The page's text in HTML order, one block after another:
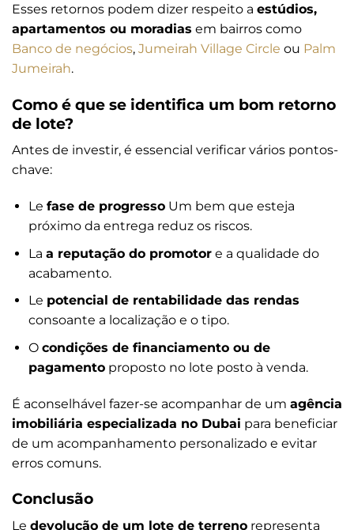
Esses retornos podem dizer respeito a estúdios,
apartamentos ou moradias em bairros como
Banco de negócios, Jumeirah Village Circle ou Palm
Jumeirah.
Como é que se identifica um bom retorno
de lote?
Antes de investir, é essencial verificar vários pontos-
chave:
Le fase de progressoUm bem que esteja
próximo da entrega reduz os riscos.
La a reputação do promotore a qualidade do
acabamento.
Le potencial de rentabilidade das rendas
consoante a localização e o tipo.
O condições de financiamento ou de
pagamentoproposto no lote posto à venda.
É aconselhável fazer-se acompanhar de um agência
imobiliária especializada no Dubai para beneficiar
de um acompanhamento personalizado e evitar
erros comuns.
Conclusão
Le devolução de um lote de terreno representa